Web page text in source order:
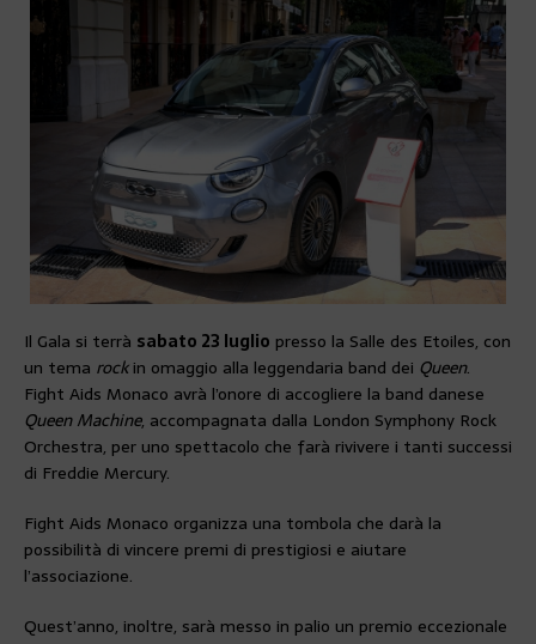
Il Gala si terrà sabato 23 luglio presso la Salle des Etoiles, con
un tema rockin omaggio alla leggendaria band dei Queen.
Fight Aids Monaco avrà l’onore di accogliere la band danese
Queen Machine, accompagnata dalla London Symphony Rock
Orchestra, per uno spettacolo che farà rivivere i tanti successi
di Freddie Mercury.
Fight Aids Monaco organizza una tombola che darà la
possibilità di vincere premi di prestigiosi e aiutare
l’associazione.
Quest’anno, inoltre, sarà messo in palio un premio eccezionale